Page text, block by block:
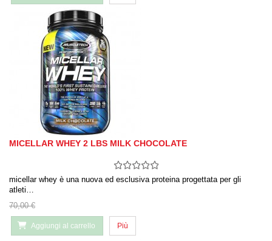
MICELLAR WHEY 2 LBS MILK CHOCOLATE
micellar whey è una nuova ed esclusiva proteina progettata per gli
atleti…
70,00 €
Aggiungi al carrello Più